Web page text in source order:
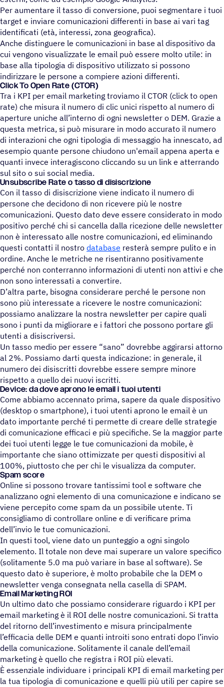
Per aumentare il tasso di conversione, puoi segmentare i tuoi
target e inviare comunicazioni differenti in base ai vari tag
identificati (età, interessi, zona geografica).
Anche distinguere le comunicazioni in base al dispositivo da
cui vengono visualizzate le email può essere molto utile: in
base alla tipologia di dispositivo utilizzato si possono
indirizzare le persone a compiere azioni differenti.
Click To Open Rate (CTOR)
Tra i KPI per email marketing troviamo il CTOR (click to open
rate) che misura il numero di clic unici rispetto al numero di
aperture uniche all’interno di ogni newsletter o DEM. Grazie a
questa metrica, si può misurare in modo accurato il numero
di interazioni che ogni tipologia di messaggio ha innescato, ad
esempio quante persone chiudono un'email appena aperta e
quanti invece interagiscono cliccando su un link e atterrando
sul sito o sui social media.
Unsub­scribe Rate o tasso di disiscrizione
Con il tasso di disiscrizione viene indicato il numero di
persone che decidono di non ricevere più le nostre
comunicazioni. Questo dato deve essere considerato in modo
positivo perché chi si cancella dalla ricezione delle newsletter
non è interessato alle nostre comunicazioni, ed eliminando
questi contatti il nostro database resterà sempre pulito e in
ordine. Anche le metriche ne risentiranno positivamente
perché non conterranno informazioni di utenti non attivi e che
non sono interessati a convertire.
D’altra parte, bisogna considerare perché le persone non
sono più interessate a ricevere le nostre comunicazioni:
possiamo analizzare la nostra newsletter per capire quali
sono i punti da migliorare e i fattori che possono portare gli
utenti a disiscriversi.
Un tasso medio per essere “sano” dovrebbe aggirarsi attorno
al 2%. Possiamo darti questa indicazione: in generale, il
numero dei disiscritti dovrebbe essere sempre minore
rispetto a quello dei nuovi iscritti.
Device: da dove aprono le email i tuoi utenti
Come abbiamo accennato prima, sapere da quale dispositivo
(desktop o smartphone), i tuoi utenti aprono le email è un
dato importante perché ti permette di creare delle strategie
di comunicazione efficaci e più specifiche. Se la maggior parte
dei tuoi utenti legge le tue comunicazioni da mobile, è
importante che siano ottimizzate per questi dispositivi al
100%, piuttosto che per chi le visualizza da computer.
Spam score
Online si possono trovare tantissimi tool e software che
analizzano ogni elemento di una comunicazione e indicano se
viene percepito come spam da un possibile utente. Ti
consigliamo di controllare online e di verificare prima
dell’invio le tue comunicazioni.
In questi tool, viene dato un punteggio a ogni singolo
elemento. Il totale non deve mai superare un valore specifico
(solitamente 5.0 ma può variare in base al software). Se
questo dato è superiore, è molto probabile che la DEM o
newsletter venga consegnata nella casella di SPAM.
Email Marke­ting ROI
Un ultimo dato che possiamo considerare riguardo i KPI per
email marketing è il ROI delle nostre comunicazioni. Si tratta
del ritorno dell’investimento e misura principalmente
l’efficacia delle DEM e quanti introiti sono entrati dopo l’invio
della comunicazione. Solitamente il canale dell’email
marketing è quello che registra i ROI più elevati.
È essenziale individuare i principali KPI di email marketing per
la tua tipologia di comunicazione e quelli più utili per capire se